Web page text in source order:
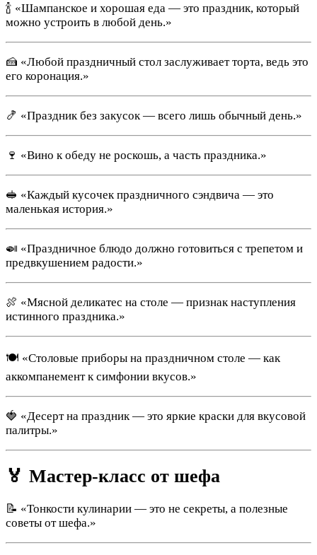
🍾 «Шампанское и хорошая еда — это праздник, который
можно устроить в любой день.»
🍰 «Любой праздничный стол заслуживает торта, ведь это
его коронация.»
🍤 «Праздник без закусок — всего лишь обычный день.»
🍷 «Вино к обеду не роскошь, а часть праздника.»
🥪 «Каждый кусочек праздничного сэндвича — это
маленькая история.»
🍛 «Праздничное блюдо должно готовиться с трепетом и
предвкушением радости.»
🍖 «Мясной деликатес на столе — признак наступления
истинного праздника.»
🍽️ «Столовые приборы на праздничном столе — как
аккомпанемент к симфонии вкусов.»
🍓 «Десерт на праздник — это яркие краски для вкусовой
палитры.»
🏅 Мастер-класс от шефа
📝 «Тонкости кулинарии — это не секреты, а полезные
советы от шефа.»